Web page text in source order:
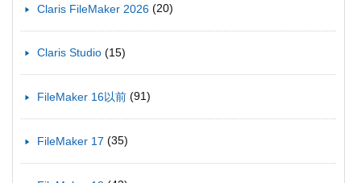
Claris FileMaker 2026 (20)
Claris Studio (15)
FileMaker 16以前 (91)
FileMaker 17 (35)